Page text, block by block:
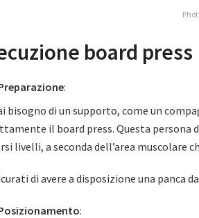
board press
:
bisogno di un supporto, come un
il board press. Questa persona
livelli, a seconda dell’area muscolare
di avere a disposizione una panca
: